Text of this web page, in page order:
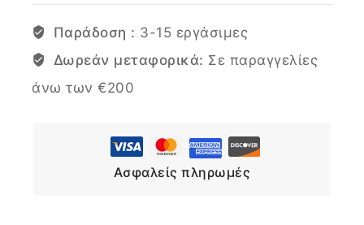
Παράδοση : 3-15 εργάσιμες
Δωρεάν μεταφορικά: Σε παραγγελίες
άνω των €200
Ασφαλείς πληρωμές